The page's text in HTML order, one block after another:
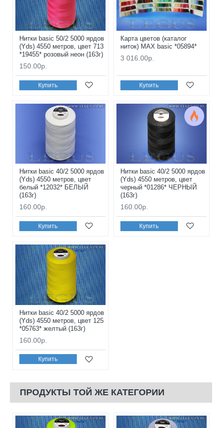
Нитки basic 50/2 5000 ярдов
(Yds) 4550 метров, цвет 713
*19455* розовый неон (163г)
150.00р.
Купить
Карта цветов (каталог
ниток) MAX basic *05894*
3 016.00р.
Купить
Нитки basic 40/2 5000 ярдов
(Yds) 4550 метров, цвет
белый *12032* БЕЛЫЙ
(163г)
160.00р.
Купить
Нитки basic 40/2 5000 ярдов
(Yds) 4550 метров, цвет
черный *01286* ЧЕРНЫЙ
(163г)
160.00р.
Купить
Нитки basic 40/2 5000 ярдов
(Yds) 4550 метров, цвет 125
*05763* желтый (163г)
160.00р.
Купить
ПРОДУКТЫ ТОЙ ЖЕ КАТЕГОРИИ